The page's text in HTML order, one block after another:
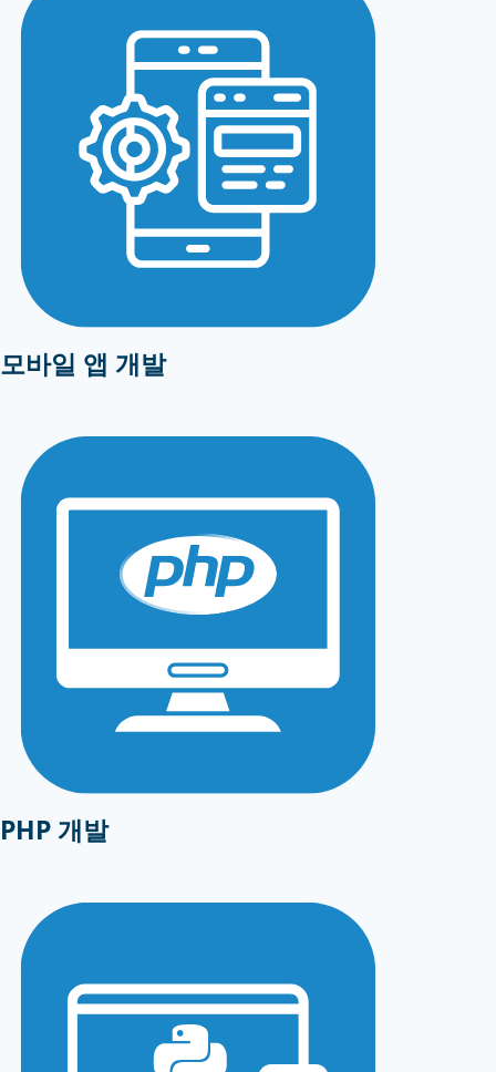
모바일 앱 개발
PHP 개발